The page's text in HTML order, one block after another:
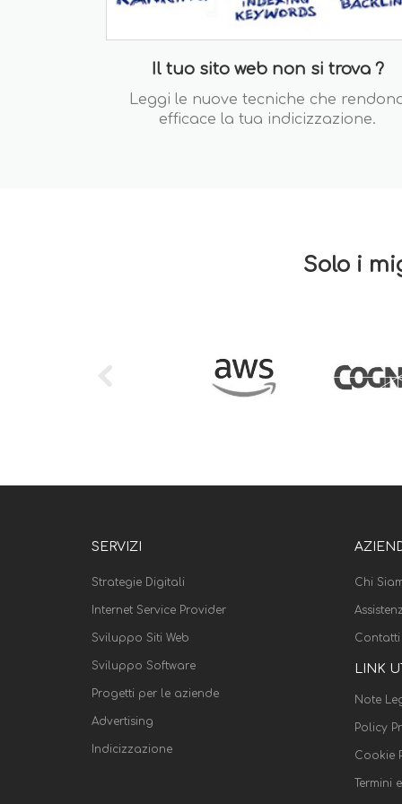
Il tuo sito web non si trova ?
Leggi le nuove tecniche che
efficace la tua indicizzazione.
Solo i
SERVIZI
Strategie Digitali
Internet Service Provider
Sviluppo Siti Web
Sviluppo Software
Progetti per le aziende
Advertising
Indicizzazione
Chi
Contatti
LINK
Note
Policy
Cookie
Termini